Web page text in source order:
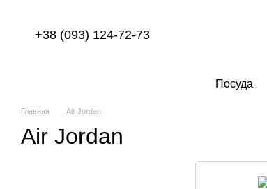
+38 (093) 124-72-73
Посуда
Главная Air Jordan
Air Jordan